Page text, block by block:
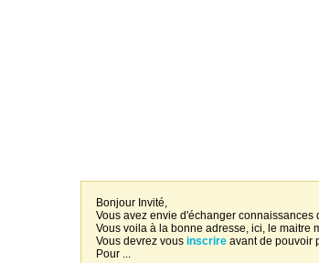
Bonjour Invité,
Vous avez envie d'échanger
Vous voila à la bonne adresse, ici, le maitre
Vous devrez vous inscrire avant de pouvoir
Pour ...